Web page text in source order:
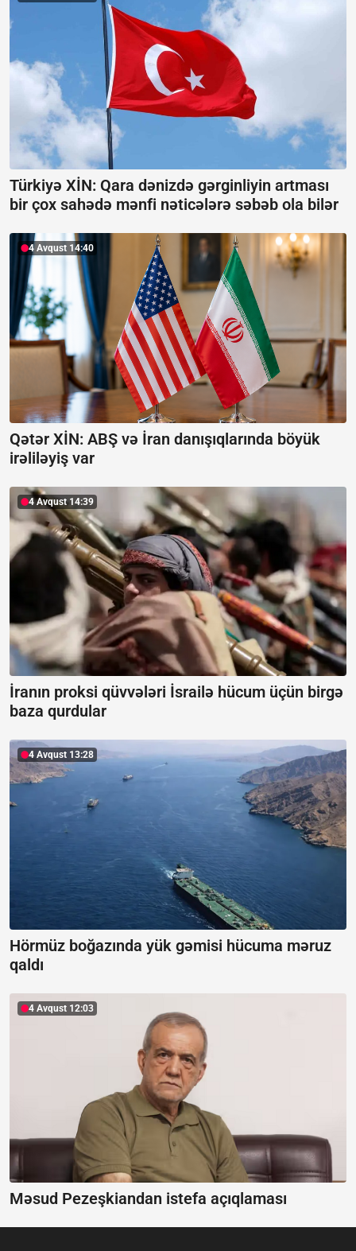
Türkiyə XİN: Qara dənizdə gərginliyin artması
bir çox sahədə mənfi nəticələrə səbəb ola bilər
4 Avqust 14:40
Qətər XİN: ABŞ və İran danışıqlarında böyük
irəliləyiş var
4 Avqust 14:39
İranın proksi qüvvələri İsrailə hücum üçün birgə
baza qurdular
4 Avqust 13:28
Hörmüz boğazında yük gəmisi hücuma məruz
qaldı
4 Avqust 12:03
Məsud Pezeşkiandan istefa açıqlaması